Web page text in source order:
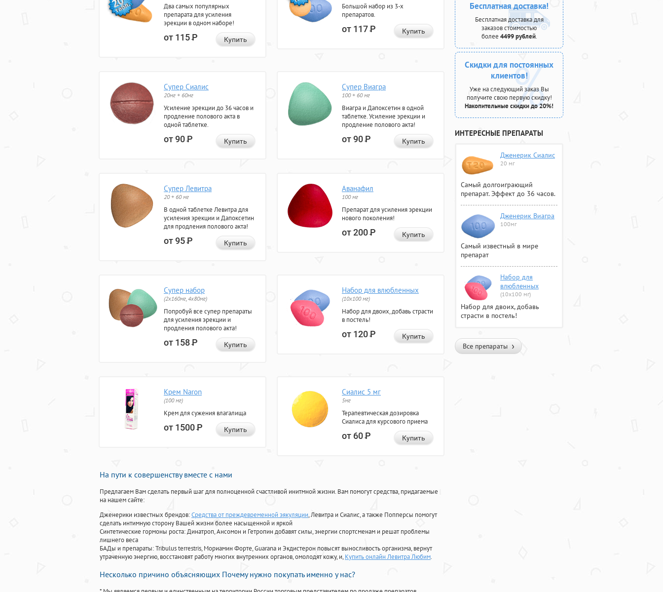
Два самых популярных
препарата для усиления
эрекции в одном наборе!
от 115Р Купить
Большой набор из 3-х
препаратов.
от 117Р Купить
Супер Сиалис
20мг + 60мг
Усиление эрекции до 36 часов и
продление полового акта в
одной таблетке.
от 90Р Купить
Супер Виагра
100 + 60 мг
Виагра и Дапоксетин в одной
таблетке. Усиление эрекции и
продление полового акта!
от 90Р Купить
Супер Левитра
20 + 60 мг
В одной таблетке Левитра для
усиления эрекции и Дапоксетин
для продления полового акта!
от 95Р Купить
Аванафил
100 мг
Препарат для усиления эрекции
нового поколения!
от 200Р Купить
Супер набор
(2х160мг, 4х80мг)
Попробуй все супер препараты
для усиления эрекции и
продления полового акта!
от 158Р Купить
Набор для влюбленных
(10х100 мг)
Набор для двоих, добавь страсти
в постель!
от 120Р Купить
Крем Naron
(100 мг)
Крем для сужения влагалища
от 1500Р Купить
Сиалис 5 мг
5мг
Терапевтическая дозировка
Сиалиса для курсового приема
от 60Р Купить
На пути к совершенству вместе с нами
Предлагаем Вам сделать первый шаг для полноценной счастливой инитмной жизни. Вам помогут средства, придагаемые
на нашем сайте:
Дженерики известных брендов:Средства от преждевременной эякуляции, Левитра и Сиалис, а также Попперсы помогут
сделать интимную сторону Вашей жизни более насыщенной и яркой
Синтетические гормоны роста: Динатроп, Ансомон и Гетропин добавят силы, энергии спортсменам и решат проблемы
лишнего веса
БАДы и препараты:Tribulus terrestris, Мориамин Форте, Guarana и Экдистерон повысят выносливость организма, вернут
утраченную энергию, восстановят работу многих внутренних органов, омолодят кожу, и, Купить онлайн Левитра Любим.
Несколько причино объясняющих Почему нужно покупать именно у нас?
Бесплатная доставка!
Бесплатная доставка для
заказов стоимостью
более 4499 рублей.
Скидки для постоянных
клиентов!
Уже на следующий заказ Вы
получите свою первую скидку!
Накопительные скидки до 20%!
ИНТЕРЕСНЫЕ ПРЕПАРАТЫ
Дженерик Сиалис
20 мг
Самый долгоиграющий
препарат. Эффект до 36 часов.
Дженерик Виагра
100мг
Самый известный в мире
препарат
Набор для
влюбленных
(10х100 мг)
Набор для двоих, добавь
страсти в постель!
Все препараты